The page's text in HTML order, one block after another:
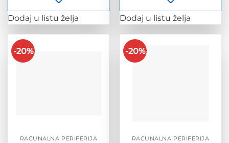
Dodaj u listu želja Dodaj u listu želja
-20%
RAČUNALNA PERIFERIJA
-20%
RAČUNALNA PERIFERIJA